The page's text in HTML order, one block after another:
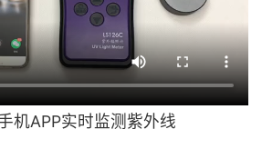
机APP实时监测紫外线